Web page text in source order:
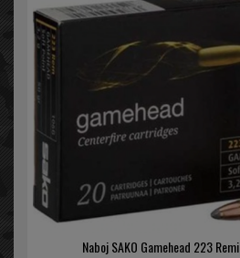
Naboj SAKO Gamehead 223